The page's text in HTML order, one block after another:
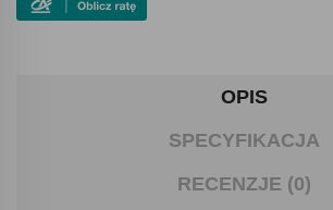
OPIS
SPECYFIKACJA
RECENZJE (0)